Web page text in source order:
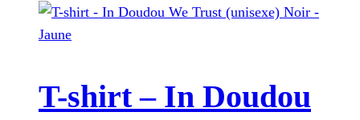
T-shirt – In Doudou